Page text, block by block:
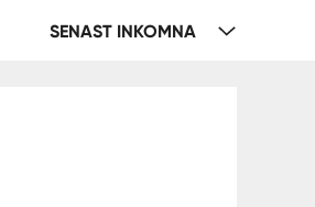
SENAST INKOMNA